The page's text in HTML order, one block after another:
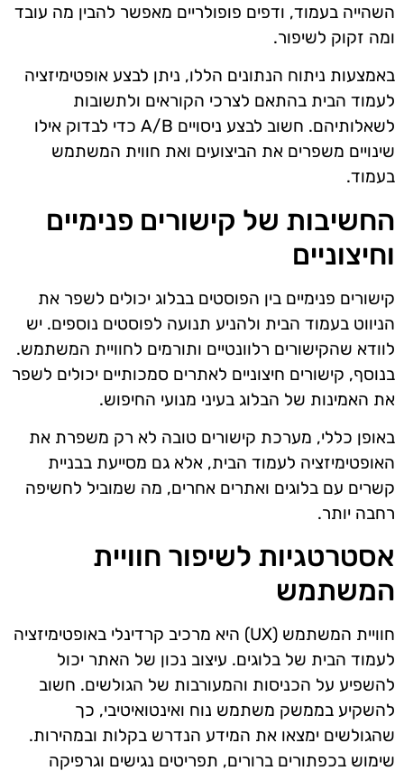
השהייה בעמוד, ודפים פופולריים מאפשר להבין מה עובד
ומה זקוק לשיפור.
באמצעות ניתוח הנתונים הללו, ניתן לבצע אופטימיזציה
לעמוד הבית בהתאם לצרכי הקוראים ולתשובות
לשאלותיהם. חשוב לבצע ניסויים A/B כדי לבדוק אילו
שינויים משפרים את הביצועים ואת חווית המשתמש
בעמוד.
החשיבות של קישורים פנימיים
וחיצוניים
קישורים פנימיים בין הפוסטים בבלוג יכולים לשפר את
הניווט בעמוד הבית ולהניע תנועה לפוסטים נוספים. יש
לוודא שהקישורים רלוונטיים ותורמים לחוויית המשתמש.
בנוסף, קישורים חיצוניים לאתרים סמכותיים יכולים לשפר
את האמינות של הבלוג בעיני מנועי החיפוש.
באופן כללי, מערכת קישורים טובה לא רק משפרת את
האופטימיזציה לעמוד הבית, אלא גם מסייעת בבניית
קשרים עם בלוגים ואתרים אחרים, מה שמוביל לחשיפה
רחבה יותר.
אסטרטגיות לשיפור חוויית
המשתמש
חוויית המשתמש (UX) היא מרכיב קרדינלי באופטימיזציה
לעמוד הבית של בלוגים. עיצוב נכון של האתר יכול
להשפיע על הכניסות והמעורבות של הגולשים. חשוב
להשקיע בממשק משתמש נוח ואינטואיטיבי, כך
שהגולשים ימצאו את המידע הנדרש בקלות ובמהירות.
שימוש בכפתורים ברורים, תפריטים נגישים וגרפיקה